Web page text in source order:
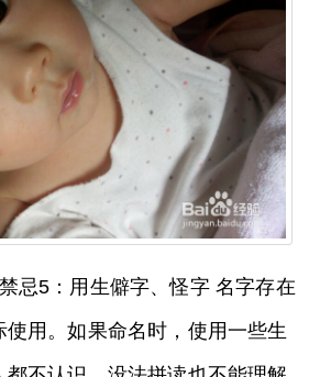
忌5：用生僻字、怪字 名字存在
用。如果命名时，使用一些生